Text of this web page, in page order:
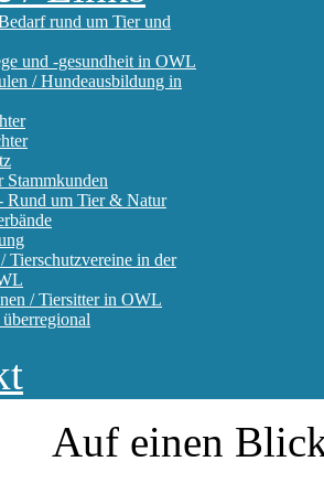
rund um Tier und
und -gesundheit in OWL
/ Hundeausbildung in
Stammkunden
Rund um Tier & Natur
Tierschutzvereine in der
/ Tiersitter in OWL
Auf einen